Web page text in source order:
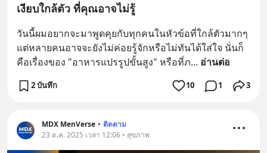
เงียบใกล้ตัว ที่คุณอาจไม่รู้
วันนี้ผมอยากจะมาพูดคุยกับทุกคนในหัวข้อที่ใกล้ตัวมากๆ
แต่หลายคนอาจจะยังไม่ค่อยรู้จักหรือไม่ทันได้ใส่ใจ นั่นก็
คือเรื่องของ "อาหารแปรรูปขั้นสูง" หรือที่ภ... อ่านต่อ
2 บันทึก 10 1 3
MDX MenVerse • ติดตาม
23 ต.ค. 2025 เวลา 12:06 • สุขภาพ